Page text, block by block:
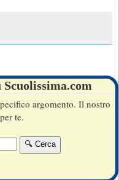
argomento. Il nostro
te.